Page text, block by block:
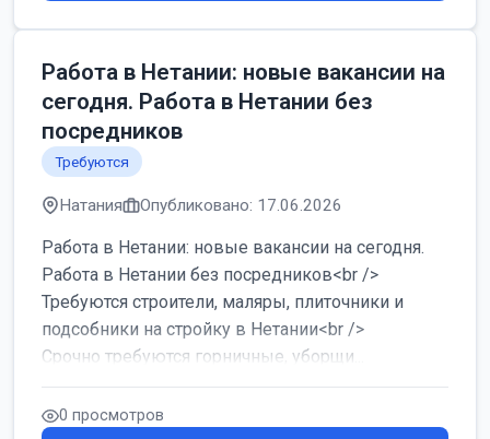
Работа в Нетании: новые вакансии на
сегодня. Работа в Нетании без
посредников
Требуются
Натания Опубликовано: 17.06.2026
Работа в Нетании: новые вакансии на сегодня.
Работа в Нетании без посредников<br />
Требуются строители, маляры, плиточники и
подсобники на стройку в Нетании<br />
Срочно требуются горничные, уборщи...
0 просмотров